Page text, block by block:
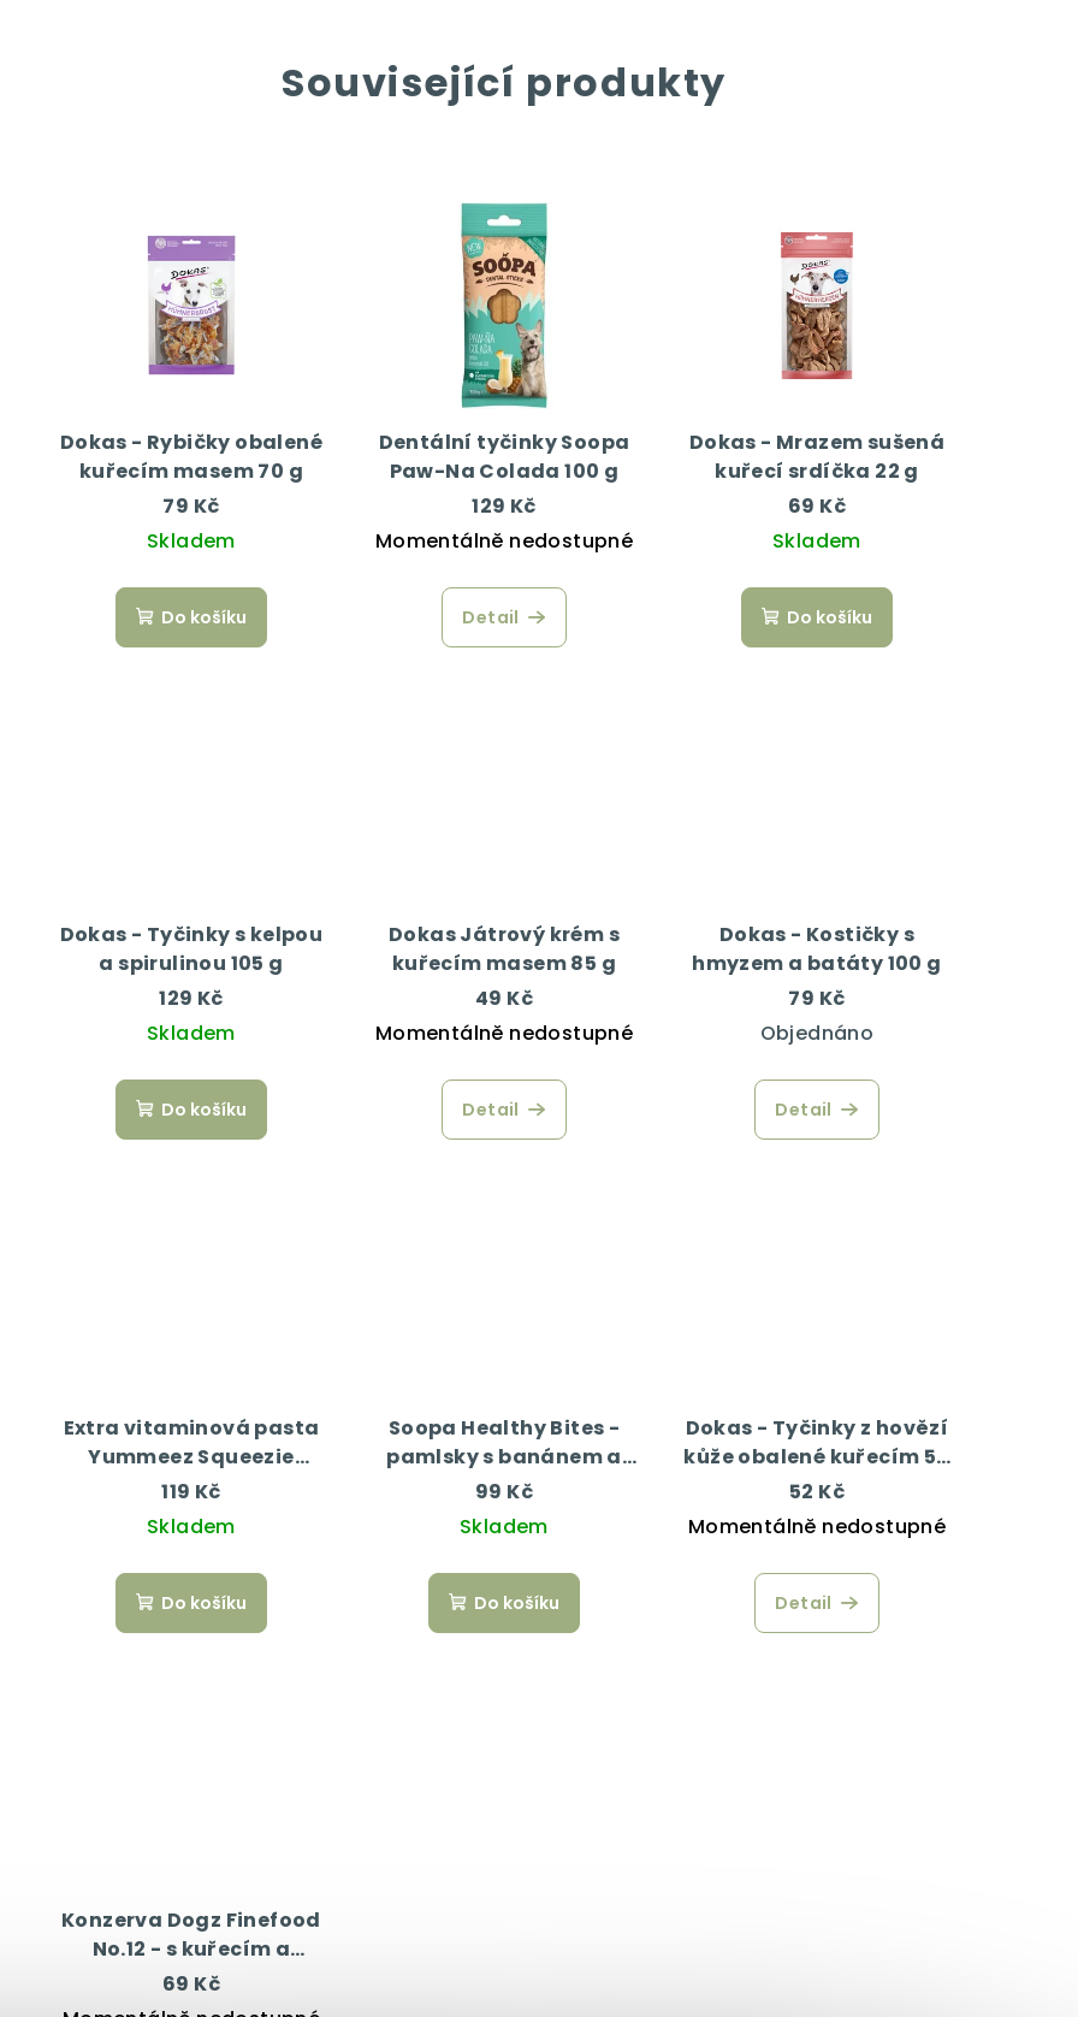
Související produkty
Dokas - Rybičky obalené
kuřecím masem 70 g
79 Kč
Skladem
Do košíku
Dentální tyčinky Soopa
Paw-Na Colada 100 g
129 Kč
Momentálně nedostupné
Detail
Dokas - Mrazem sušená
kuřecí srdíčka 22 g
69 Kč
Skladem
Do košíku
Dokas - Tyčinky s kelpou
a spirulinou 105 g
129 Kč
Skladem
Do košíku
Dokas Játrový krém s
kuřecím masem 85 g
49 Kč
Momentálně nedostupné
Detail
Dokas - Kostičky s
hmyzem a batáty 100 g
79 Kč
Objednáno
Detail
Extra vitaminová pasta
Yummeez Squeezie
Junior 100 g
119 Kč
Skladem
Do košíku
Soopa Healthy Bites -
pamlsky s banánem a
arašídovým máslem 50 g
99 Kč
Skladem
Do košíku
Dokas - Tyčinky z hovězí
kůže obalené kuřecím 50
g
52 Kč
Momentálně nedostupné
Detail
Konzerva Dogz Finefood
No.12 - s kuřecím a
bažantím masem 200 g
69 Kč